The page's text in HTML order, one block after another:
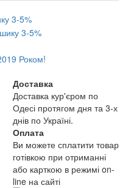
3-5%
Доставка
Доставка кур'єром по
Одесі протягом дня та 3-х
днів по Україні.
Оплата
Ви можете сплатити товар
готівкою при отриманні
або карткою в режимі on-
line на сайті